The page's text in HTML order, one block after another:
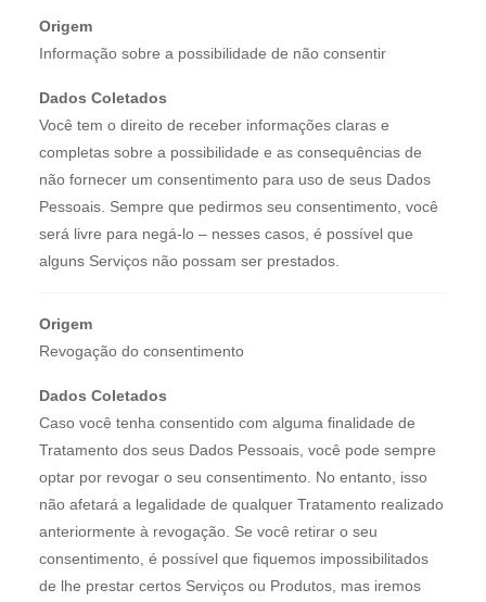
Origem
Informação sobre a possibilidade de não consentir
Dados Coletados
Você tem o direito de receber informações claras e
completas sobre a possibilidade e as consequências de
não fornecer um consentimento para uso de seus Dados
Pessoais. Sempre que pedirmos seu consentimento, você
será livre para negá-lo – nesses casos, é possível que
alguns Serviços não possam ser prestados.
Origem
Revogação do consentimento
Dados Coletados
Caso você tenha consentido com alguma finalidade de
Tratamento dos seus Dados Pessoais, você pode sempre
optar por revogar o seu consentimento. No entanto, isso
não afetará a legalidade de qualquer Tratamento realizado
anteriormente à revogação. Se você retirar o seu
consentimento, é possível que fiquemos impossibilitados
de lhe prestar certos Serviços ou Produtos, mas iremos